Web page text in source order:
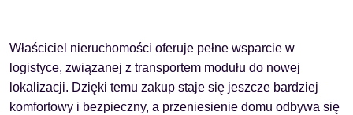
Właściciel nieruchomości oferuje pełne wsparcie w
logistyce, związanej z transportem modułu do nowej
lokalizacji. Dzięki temu zakup staje się jeszcze bardziej
komfortowy i bezpieczny, a przeniesienie domu odbywa się